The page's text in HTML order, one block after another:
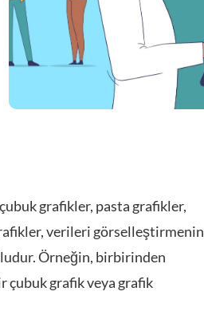
grafikler, pasta grafikler,
verileri görselleştirmenin
Örneğin, birbirinden
çubuk grafik veya grafik